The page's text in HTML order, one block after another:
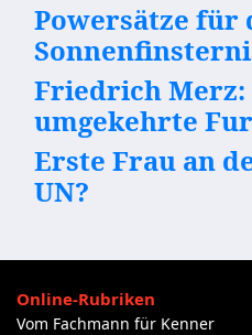
Powersätze für
Friedrich Merz:
umgekehrte
Erste Frau an
UN?
Online-Rubriken
Vom Fachmann für Kenner